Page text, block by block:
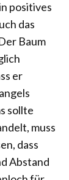
positives
das
Baum
er
sollte
muss
dass
Abstand